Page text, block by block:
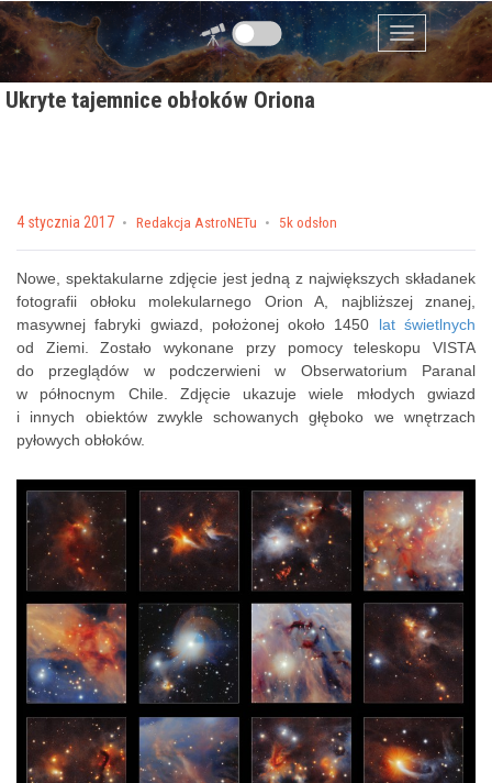
Przejdź do zawartości
Menu
Ukryte tajemnice obłoków Oriona
Posted on
4 stycznia 2017 by Redakcja AstroNETu 5k odsłon
Nowe, spektakularne zdjęcie jest jedną z największych składanek
fotografii obłoku molekularnego Orion A, najbliższej znanej,
masywnej fabryki gwiazd, położonej około 1450 lat świetlnych
od Ziemi. Zostało wykonane przy pomocy teleskopu VISTA
do przeglądów w podczerwieni w Obserwatorium Paranal
w północnym Chile. Zdjęcie ukazuje wiele młodych gwiazd
i innych obiektów zwykle schowanych głęboko we wnętrzach
pyłowych obłoków.